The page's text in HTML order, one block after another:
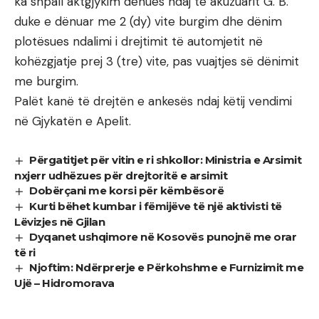
duke e dënuar me 2 (dy) vite burgim dhe dënim
plotësues ndalimi i drejtimit të automjetit në
kohëzgjatje prej 3 (tre) vite, pas vuajtjes së dënimit
me burgim.
Palët kanë të drejtën e ankesës ndaj këtij vendimi
në Gjykatën e Apelit.
Përgatitjet për vitin e ri shkollor: Ministria e Arsimit
nxjerr udhëzues për drejtoritë e arsimit
Dobërçani me korsi për këmbësorë
Kurti bëhet kumbar i fëmijëve të një aktivisti të
Lëvizjes në Gjilan
Dyqanet ushqimore në Kosovës punojnë me orar
të ri
Njoftim: Ndërprerje e Përkohshme e Furnizimit me
Ujë – Hidromorava